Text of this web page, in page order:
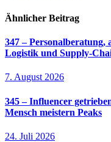
Ähnlicher Beitrag
347 –
Logistik und Supply-
7. August 2026
345 – Influencer
Mensch meistern Peaks
24. Juli 2026